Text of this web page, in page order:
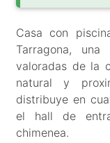
Casa con
Tarragona,
valoradas de la
natural y
distribuye en
el hall de
chimenea.